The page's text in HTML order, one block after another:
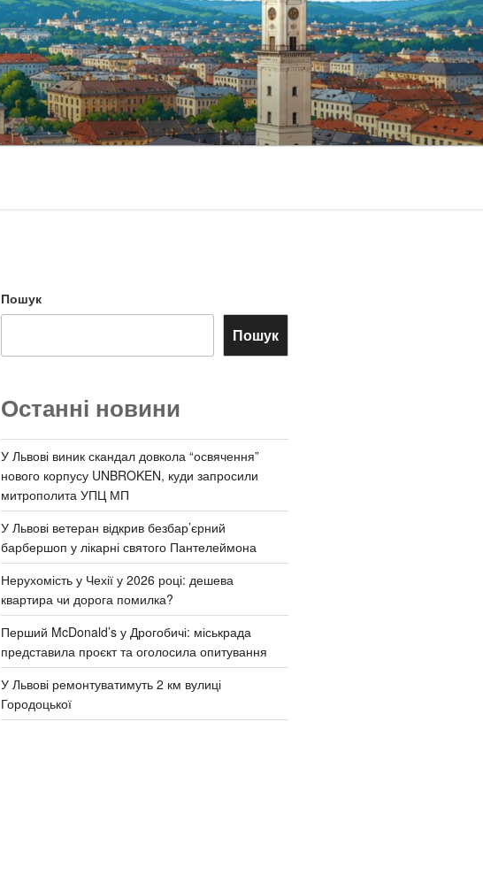
Пошук
Пошук
Останні новини
У Львові виник скандал довкола “освячення”
нового корпусу UNBROKEN, куди запросили
митрополита УПЦ МП
У Львові ветеран відкрив безбар’єрний
барбершоп у лікарні святого Пантелеймона
Нерухомість у Чехії у 2026 році: дешева
квартира чи дорога помилка?
Перший McDonald’s у Дрогобичі: міськрада
представила проєкт та оголосила опитування
У Львові ремонтуватимуть 2 км вулиці
Городоцької